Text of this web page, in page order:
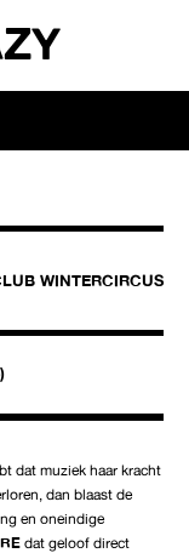
dat muziek haar kracht
dan blaast de
en oneindige
dat geloof direct
WINTERCIRCUS